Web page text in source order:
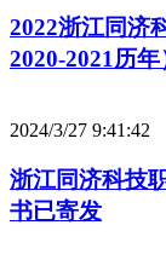
2022浙江同济
2020-2021历年
2024/3/27 9:41:42
浙江同济科技
书已寄发